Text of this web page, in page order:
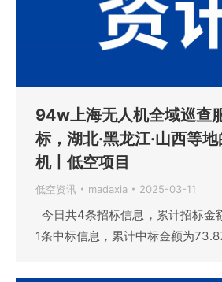
94w上海无人机全域巡查
标，湖北·黑龙江·山西等
机丨低空项目
低空资讯 madaxia 2025-03-11
今日共4条招标信息，累计招标金
1条中标信息，累计中标金额为